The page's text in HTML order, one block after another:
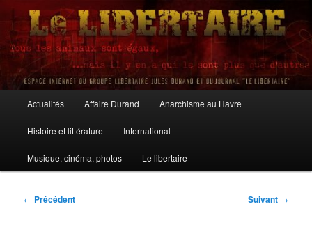
Aller
contenu
principalLe Libertaire
principal
Actualités Affaire Durand Anarchisme au Havre
Histoire et littérature International
Musique, cinéma, photos Le libertaire
Navigation
← Précédent Suivant →